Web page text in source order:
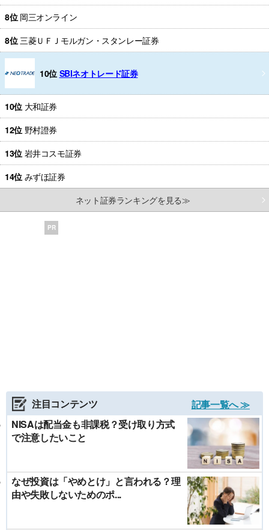
8位 岡三オンライン
8位 三菱ＵＦＪモルガン・スタンレー証券
10位 SBIネオトレード証券
10位 大和証券
12位 野村證券
13位 岩井コスモ証券
14位 みずほ証券
ネット証券ランキングを見る≫
PR
注目コンテンツ
記事一覧へ ≫
NISAは配当金も非課税？受け取り方式
で注意したいこと
なぜ投資は「やめとけ」と言われる？理
由や失敗しないためのポ...